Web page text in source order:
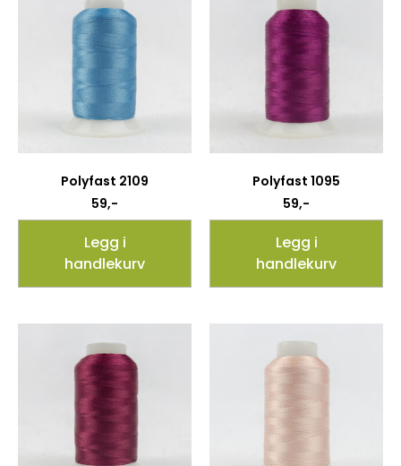
Polyfast 2109
59,-
Legg i
handlekurv
Polyfast 1095
59,-
Legg i
handlekurv